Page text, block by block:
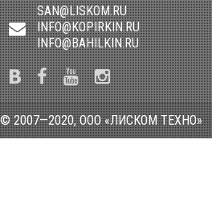
SAN@LISKOM.RU
INFO@KOPIRKIN.RU
INFO@BAHILKIN.RU
© 2007—2020, ООО «ЛИСКОМ ТЕХНО»